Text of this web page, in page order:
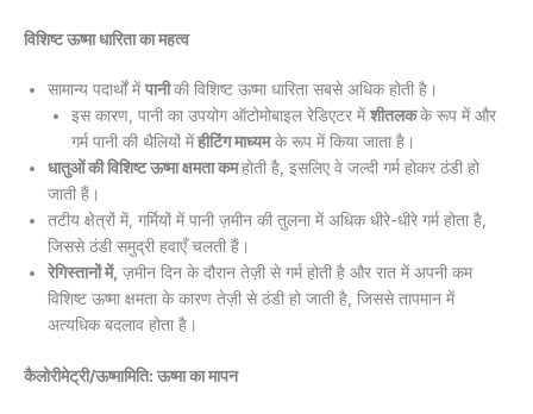
विशिष्ट ऊष्मा धारिता का महत्व
सामान्य पदार्थों मेंपानीकी विशिष्ट ऊष्मा धारिता सबसे अधिक होती है।
इस कारण, पानी का उपयोग ऑटोमोबाइल रेडिएटर मेंशीतलकके रूप में और
गर्म पानी की थैलियों मेंहीटिंग माध्यमके रूप में किया जाता है।
धातुओं की विशिष्ट ऊष्मा क्षमता कमहोती है, इसलिए वे जल्दी गर्म होकर ठंडी हो
जाती हैं।
तटीय क्षेत्रों में, गर्मियों में पानी ज़मीन की तुलना में अधिक धीरे-धीरे गर्म होता है,
जिससे ठंडी समुद्री हवाएँ चलती हैं।
रेगिस्तानों में, ज़मीन दिन के दौरान तेज़ी से गर्म होती है और रात में अपनी कम
विशिष्ट ऊष्मा क्षमता के कारण तेज़ी से ठंडी हो जाती है, जिससे तापमान में
अत्यधिक बदलाव होता है।
कैलोरीमेट्री/ऊष्मामिति: ऊष्मा का मापन